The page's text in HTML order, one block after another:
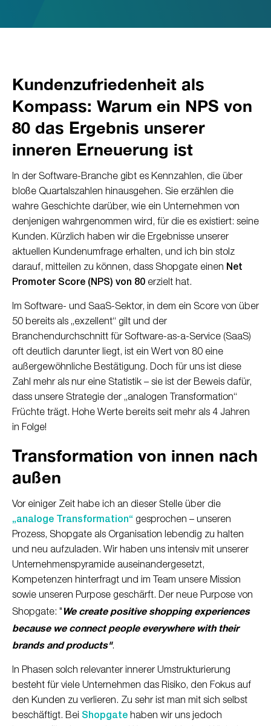
Kundenzufriedenheit als
Kompass: Warum ein NPS von
80 das Ergebnis unserer
inneren Erneuerung ist
In der Software-Branche gibt es Kennzahlen, die über
bloße Quartalszahlen hinausgehen. Sie erzählen die
wahre Geschichte darüber, wie ein Unternehmen von
denjenigen wahrgenommen wird, für die es existiert: seine
Kunden. Kürzlich haben wir die Ergebnisse unserer
aktuellen Kundenumfrage erhalten, und ich bin stolz
darauf, mitteilen zu können, dass Shopgate einen Net
Promoter Score (NPS) von 80 erzielt hat.
Im Software- und SaaS-Sektor, in dem ein Score von über
50 bereits als „exzellent“ gilt und der
Branchendurchschnitt für Software-as-a-Service (SaaS)
oft deutlich darunter liegt, ist ein Wert von 80 eine
außergewöhnliche Bestätigung. Doch für uns ist diese
Zahl mehr als nur eine Statistik – sie ist der Beweis dafür,
dass unsere Strategie der „analogen Transformation“
Früchte trägt. Hohe Werte bereits seit mehr als 4 Jahren
in Folge!
Transformation von innen nach
außen
Vor einiger Zeit habe ich an dieser Stelle über die
„analoge Transformation“ gesprochen – unseren
Prozess, Shopgate als Organisation lebendig zu halten
und neu aufzuladen. Wir haben uns intensiv mit unserer
Unternehmenspyramide auseinandergesetzt,
Kompetenzen hinterfragt und im Team unsere Mission
sowie unseren Purpose geschärft. Der neue Purpose von
Shopgate: " We create positive shopping experiences
because we connect people everywhere with their
brands and products".
In Phasen solch relevanter innerer Umstrukturierung
besteht für viele Unternehmen das Risiko, den Fokus auf
den Kunden zu verlieren. Zu sehr ist man mit sich selbst
beschäftigt. Bei Shopgate haben wir uns jedoch